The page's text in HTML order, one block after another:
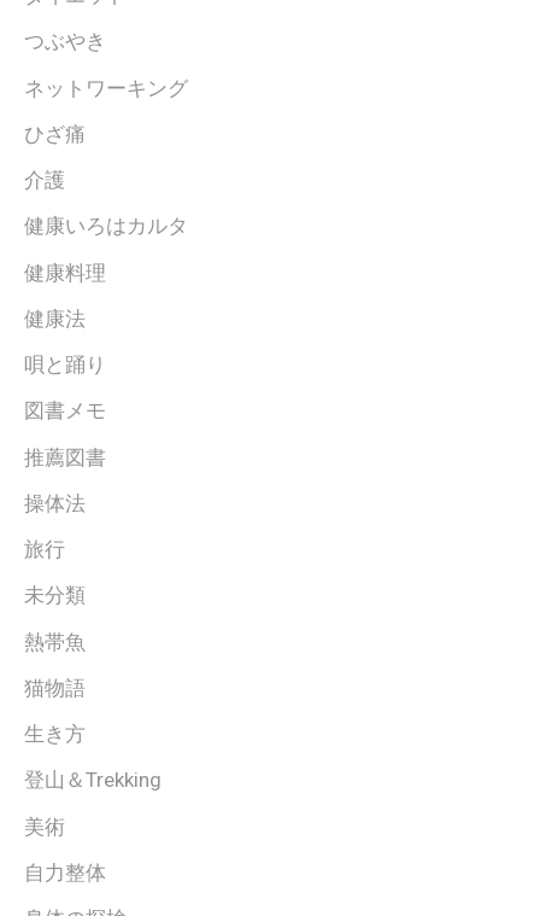
つぶやき
ネットワーキング
ひざ痛
介護
健康いろはカルタ
健康料理
健康法
唄と踊り
図書メモ
推薦図書
操体法
旅行
未分類
熱帯魚
猫物語
生き方
登山＆Trekking
美術
自力整体